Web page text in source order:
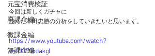
元宝消費検証
廃課金編
微課金編
無課金編
今回は新しくガチャに
並んだ本田忠勝の分析をしていきたいと思います。
https://www.youtube.com/watch?
v=fdUE0xdakgI